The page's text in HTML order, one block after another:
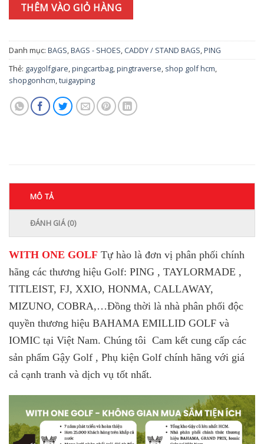
THÊM VÀO GIỎ HÀNG
Danh mục: BAGS,BAGS - SHOES, CADDY / STAND BAGS,PING
Thẻ: gaygolfgiare,pingcartbag,pingtraverse, shop golf hcm,
shopgonhcm,tuigayping
MÔ TẢ
ĐÁNH GIÁ (0)
WITH ONE GOLF Tự hào là đơn vị phân phối chính
hãng các thương hiệu Golf: PING , TAYLORMADE ,
TITLEIST, FJ, XXIO, HONMA, CALLAWAY,
MIZUNO, COBRA,…Đồng thời là nhà phân phối độc
quyền thương hiệu BAHAMA EMILLID GOLF và
IOMIC tại Việt Nam. Chúng tôi Cam kết cung cấp các
sản phẩm Gậy Golf , Phụ kiện Golf chính hãng với giá
cả cạnh tranh và dịch vụ tốt nhất.